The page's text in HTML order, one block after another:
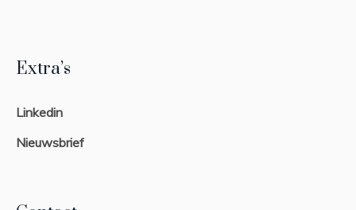
Extra’s
Linkedin
Nieuwsbrief